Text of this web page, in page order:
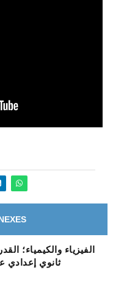
الفيزياء والكيمياء؛
ثانوي إعدادي عام